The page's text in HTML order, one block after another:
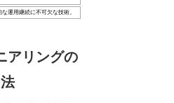
運用継続に不可欠な技術。
アリングの